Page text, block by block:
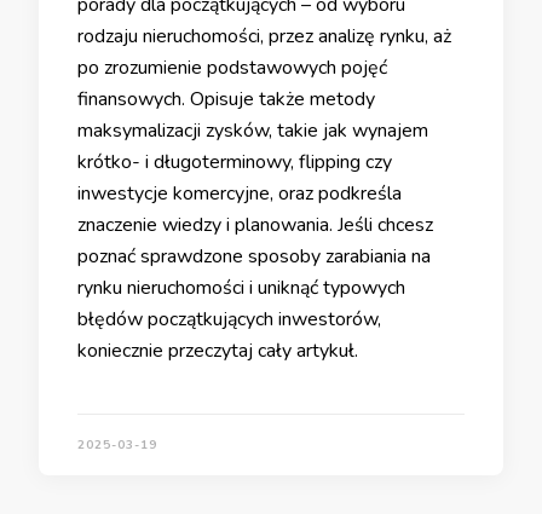
rodzaju nieruchomości, przez analizę rynku, aż
po zrozumienie podstawowych pojęć
finansowych. Opisuje także metody
maksymalizacji zysków, takie jak wynajem
krótko- i długoterminowy, flipping czy
inwestycje komercyjne, oraz podkreśla
znaczenie wiedzy i planowania. Jeśli chcesz
poznać sprawdzone sposoby zarabiania na
rynku nieruchomości i uniknąć typowych
błędów początkujących inwestorów,
koniecznie przeczytaj cały artykuł.
2025-03-19